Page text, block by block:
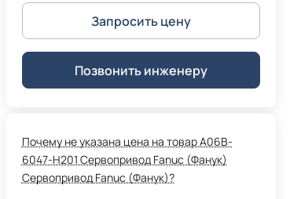
Запросить цену
Позвонить инженеру
Почему не указана цена на товар A06B-
6047-H201 Сервопривод Fanuc (Фанук)
Сервопривод Fanuc (Фанук)?